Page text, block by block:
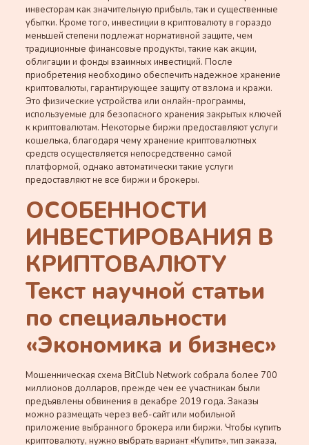
инвесторам как значительную прибыль, так и существенные
убытки. Кроме того, инвестиции в криптовалюту в гораздо
меньшей степени подлежат нормативной защите, чем
традиционные финансовые продукты, такие как акции,
облигации и фонды взаимных инвестиций. После
приобретения необходимо обеспечить надежное хранение
криптовалюты, гарантирующее защиту от взлома и кражи.
Это физические устройства или онлайн-программы,
используемые для безопасного хранения закрытых ключей
к криптовалютам. Некоторые биржи предоставляют услуги
кошелька, благодаря чему хранение криптовалютных
средств осуществляется непосредственно самой
платформой, однако автоматически такие услуги
предоставляют не все биржи и брокеры.
ОСОБЕННОСТИ
ИНВЕСТИРОВАНИЯ В
КРИПТОВАЛЮТУ
Текст научной статьи
по специальности
«Экономика и бизнес»
Мошенническая схема BitClub Network собрала более 700
миллионов долларов, прежде чем ее участникам были
предъявлены обвинения в декабре 2019 года. Заказы
можно размещать через веб-сайт или мобильной
приложение выбранного брокера или биржи. Чтобы купить
криптовалюту, нужно выбрать вариант «Купить», тип заказа,